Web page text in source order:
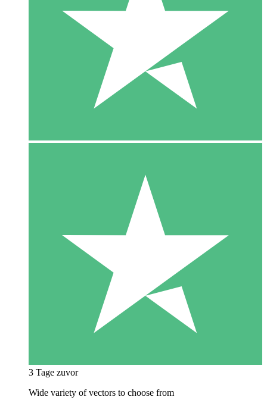
3 Tage zuvor
Wide variety of vectors to choose from